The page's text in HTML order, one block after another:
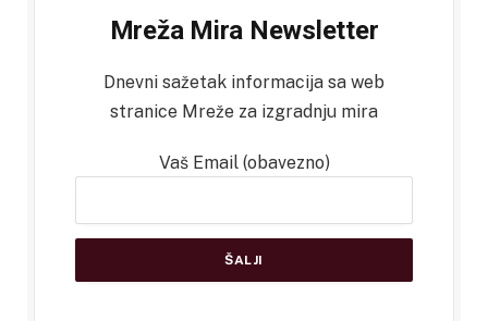
Mreža Mira Newsletter
Dnevni sažetak informacija sa web
stranice Mreže za izgradnju mira
Vaš Email (obavezno)